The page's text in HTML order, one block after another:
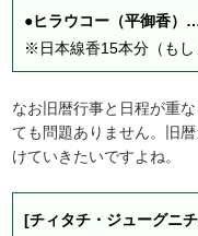
●ヒラウコー（平御香）
※日本線香15本分（もし
なお旧暦行事と日程が重
ても問題ありません。旧
けていきたいですよね。
[チィタチ・ジューグニ